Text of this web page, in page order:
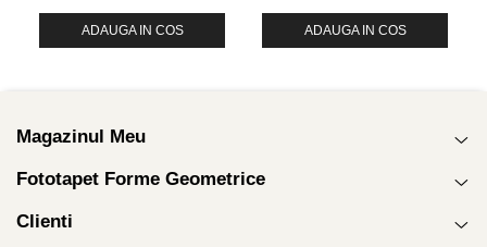
ADAUGA IN COS ADAUGA IN COS
Magazinul Meu
Fototapet Forme Geometrice
Clienti